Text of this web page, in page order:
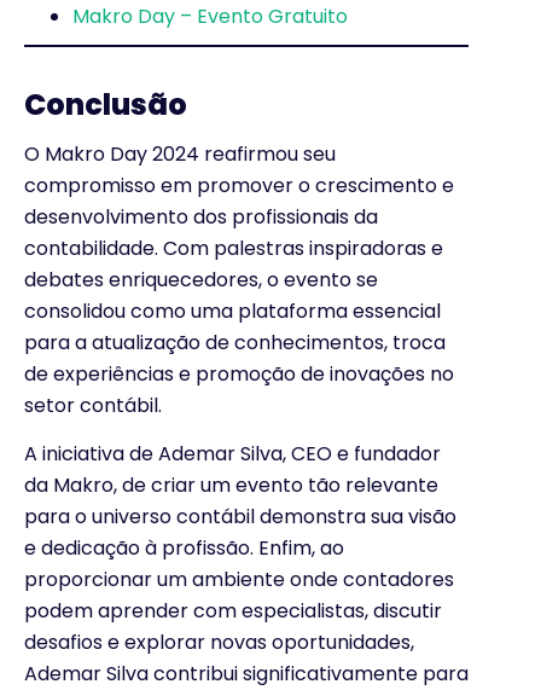
Makro Day – Evento Gratuito
Conclusão
O Makro Day 2024 reafirmou seu
compromisso em promover o crescimento e
desenvolvimento dos profissionais da
contabilidade. Com palestras inspiradoras e
debates enriquecedores, o evento se
consolidou como uma plataforma essencial
para a atualização de conhecimentos, troca
de experiências e promoção de inovações no
setor contábil.
A iniciativa de Ademar Silva, CEO e fundador
da Makro, de criar um evento tão relevante
para o universo contábil demonstra sua visão
e dedicação à profissão. Enfim, ao
proporcionar um ambiente onde contadores
podem aprender com especialistas, discutir
desafios e explorar novas oportunidades,
Ademar Silva contribui significativamente para